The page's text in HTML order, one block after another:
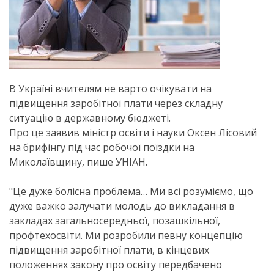
В Україні вчителям не варто очікувати на
підвищення заробітної плати через складну
ситуацію в державному бюджеті.
Про це заявив міністр освіти і науки Оксен Лісовий
на брифінгу під час робочої поїздки на
Миколаївщину, пише УНІАН.
"Це дуже болісна проблема… Ми всі розуміємо, що
дуже важко залучати молодь до викладання в
закладах загальносередньої, позашкільної,
профтехосвіти. Ми розробили певну концепцію
підвищення заробітної плати, в кінцевих
положеннях закону про освіту передбачено